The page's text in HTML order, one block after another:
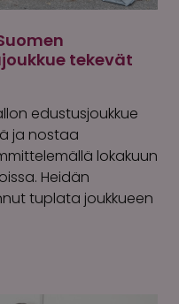
tekevät
edustusjoukkue
ja nostaa
lokakuun
Heidän
tuplata joukkueen